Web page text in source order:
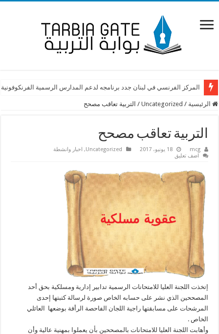
المركز الفرنسي في لبنان جدد برنامجه لدعم المدارس الرسمية
الرئيسية /
Uncategorized
/ التربية تعاقب مصحح
التربية تعاقب مصحح
mcg 18 يونيو، 2017 Uncategorized
, اخبار وانشطة
اضف تعليق
إتخذت اللجنة العليا للامتحانات الرسمية تدابير إدارية ومسلكية بحق أحد
المصححين الذي نشر على حسابه الخاص صورة لرسالة كتبتها إحدى
المرشحات على مسابقتها راجية اللجان الفاحصة الرأفة بوضعها العائلي
الخاص .
وأهابت اللجنة العليا للامتحانات بالمصححين بأن يعملوا بمهنية عالية وأن